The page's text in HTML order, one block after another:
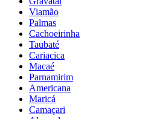
Viamão
Palmas
Cachoeirinha
Taubaté
Cariacica
Macaé
Parnamirim
Americana
Maricá
Camaçari